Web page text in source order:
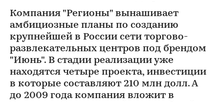
Компания "Регионы" вынашивает
амбициозные планы по созданию
крупнейшей в России сети торгово-
развлекательных центров под брендом
"Июнь". В стадии реализации уже
находятся четыре проекта, инвестиции
в которые составляют 210 млн долл. А
до 2009 года компания вложит в